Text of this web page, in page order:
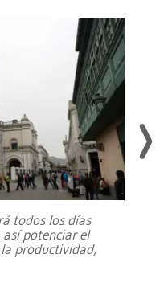
todos los días
potenciar el
productividad,